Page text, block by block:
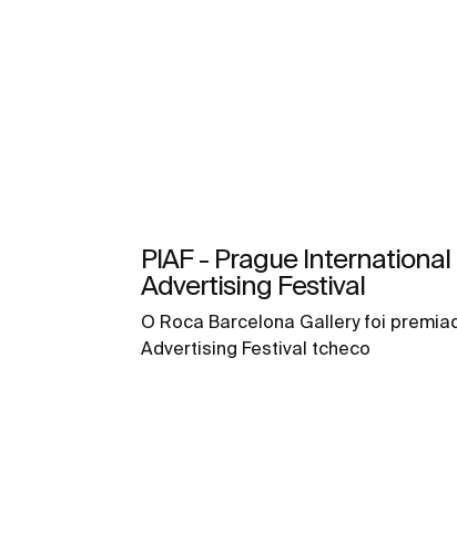
PIAF - Prague International
Advertising Festival
O Roca Barcelona Gallery foi
Advertising Festival tcheco